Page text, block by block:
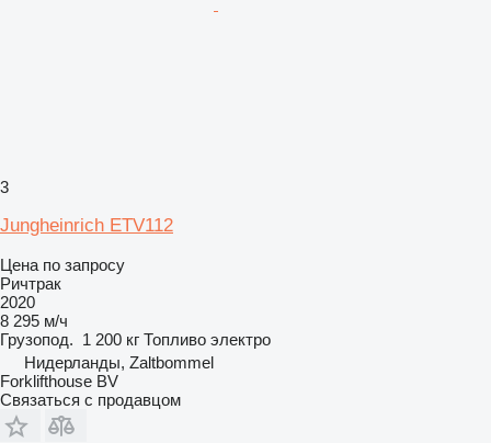
3
Jungheinrich ETV112
Цена по запросу
Ричтрак
2020
8 295 м/ч
Грузопод. 1 200 кг Топливо электро
Нидерланды, Zaltbommel
Forklifthouse BV
Связаться с продавцом